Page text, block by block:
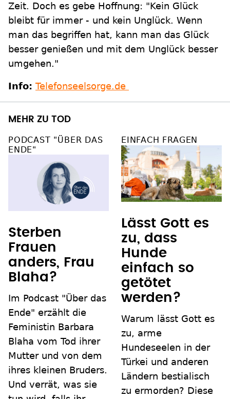
Zeit. Doch es gebe Hoffnung: "Kein Glück
bleibt für immer - und kein Unglück. Wenn
man das begriffen hat, kann man das Glück
besser genießen und mit dem Unglück besser
umgehen."
Info: Telefonseelsorge.de
MEHR ZU TOD
PODCAST "ÜBER DAS
ENDE"
Sterben
Frauen
anders, Frau
Blaha?
Im Podcast "Über das
Ende" erzählt die
Feministin Barbara
Blaha vom Tod ihrer
Mutter und von dem
ihres kleinen Bruders.
Und verrät, was sie
EINFACH FRAGEN
Lässt Gott es
zu, dass
Hunde
einfach so
getötet
werden?
Warum lässt Gott es
zu, arme
Hundeseelen in der
Türkei und anderen
Ländern bestialisch
zu ermorden? Diese